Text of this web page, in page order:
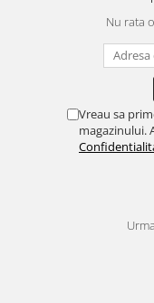
Nu rata
Vreau sa
magazinului.